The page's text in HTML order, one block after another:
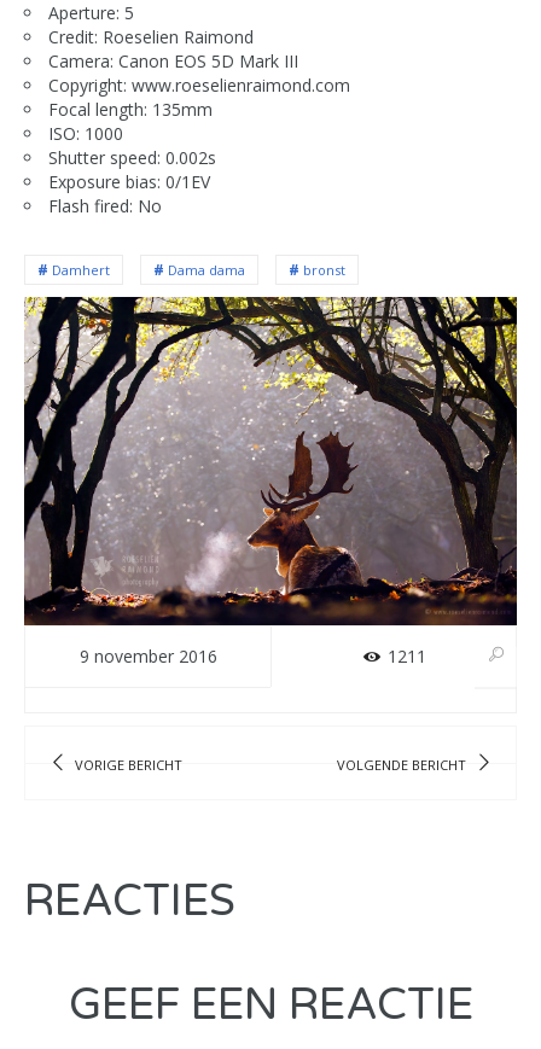
Aperture: 5
Credit: Roeselien Raimond
Camera: Canon EOS 5D Mark III
Copyright: www.roeselienraimond.com
Focal length: 135mm
ISO: 1000
Shutter speed: 0.002s
Exposure bias: 0/1EV
Flash fired: No
Damhert Dama dama bronst
9 november 2016 1211
VORIGE BERICHT VOLGENDE BERICHT
REACTIES
GEEF EEN REACTIE